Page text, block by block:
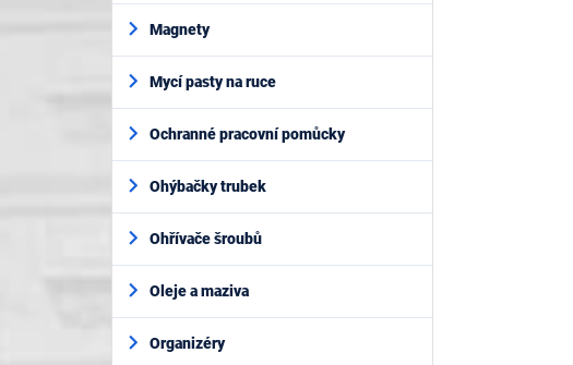
Magnety
Mycí pasty na ruce
Ochranné pracovní pomůcky
Ohýbačky trubek
Ohřívače šroubů
Oleje a maziva
Organizéry